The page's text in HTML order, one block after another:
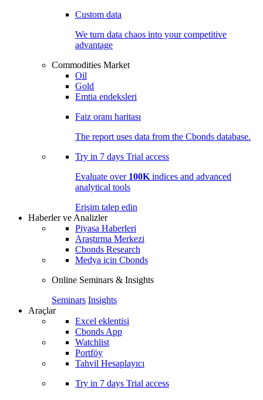
Custom data
We turn data chaos into your competitive
advantage
Commodities Market
Oil
Gold
Emtia endeksleri
Faiz oranı haritası
The report uses data from the Cbonds database.
Try in 7 days Trial access
Evaluate over 100K indices and advanced
analytical tools
Erişim talep edin
Haberler ve Analizler
Piyasa Haberleri
Araştırma Merkezi
Cbonds Research
Medya için Cbonds
Online Seminars & Insights
Seminars Insights
Araçlar
Excel eklentisi
Cbonds App
Watchlist
Portföy
Tahvil Hesaplayıcı
Try in 7 days Trial access